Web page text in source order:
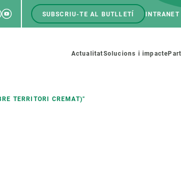
Youtube
Menú
SUBSCRIU-TE AL BUTLLETÍ INTRANET
Menú
secundario
ActualitatSolucions i impacte
TERRITORI CREMAT)"